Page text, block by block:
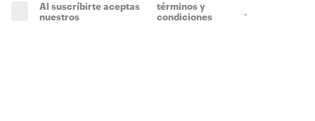
Al suscríbirte aceptas
nuestros
términos y
condiciones